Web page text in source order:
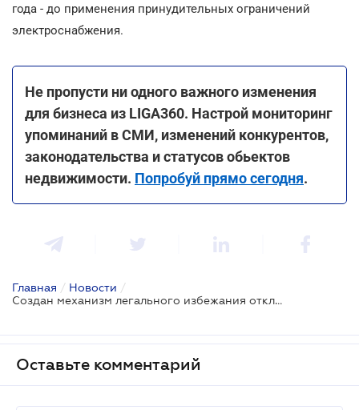
года - до применения принудительных ограничений
электроснабжения.
Не пропусти ни одного важного изменения
для бизнеса из LIGA360. Настрой мониторинг
упоминаний в СМИ, изменений конкурентов,
законодательства и статусов обьектов
недвижимости. Попробуй прямо сегодня.
Главная / Новости /
Создан механизм легального избежания отключений электроэнергии для бизнеса
Оставьте комментарий